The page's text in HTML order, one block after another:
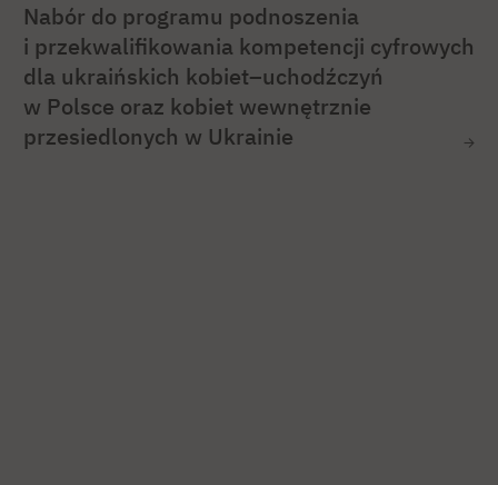
Nabór do programu podnoszenia
i przekwalifikowania kompetencji cyfrowych
dla ukraińskich kobiet–uchodźczyń
w Polsce oraz kobiet wewnętrznie
przesiedlonych w Ukrainie